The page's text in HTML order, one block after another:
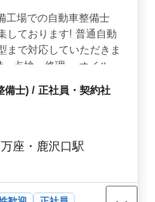
、年収300万円〜500
は全額支給され、賞
境が整っています。
備士 / 整備工場での自動車整備士
しております! 普通自動
まで対応していただきま
点検、修理 ・オイル交
・洗車、車内清掃など
やボディコーテング ☆
験のある50代を歓迎し
備士) / 正社員・契約社
座・鹿沢口駅